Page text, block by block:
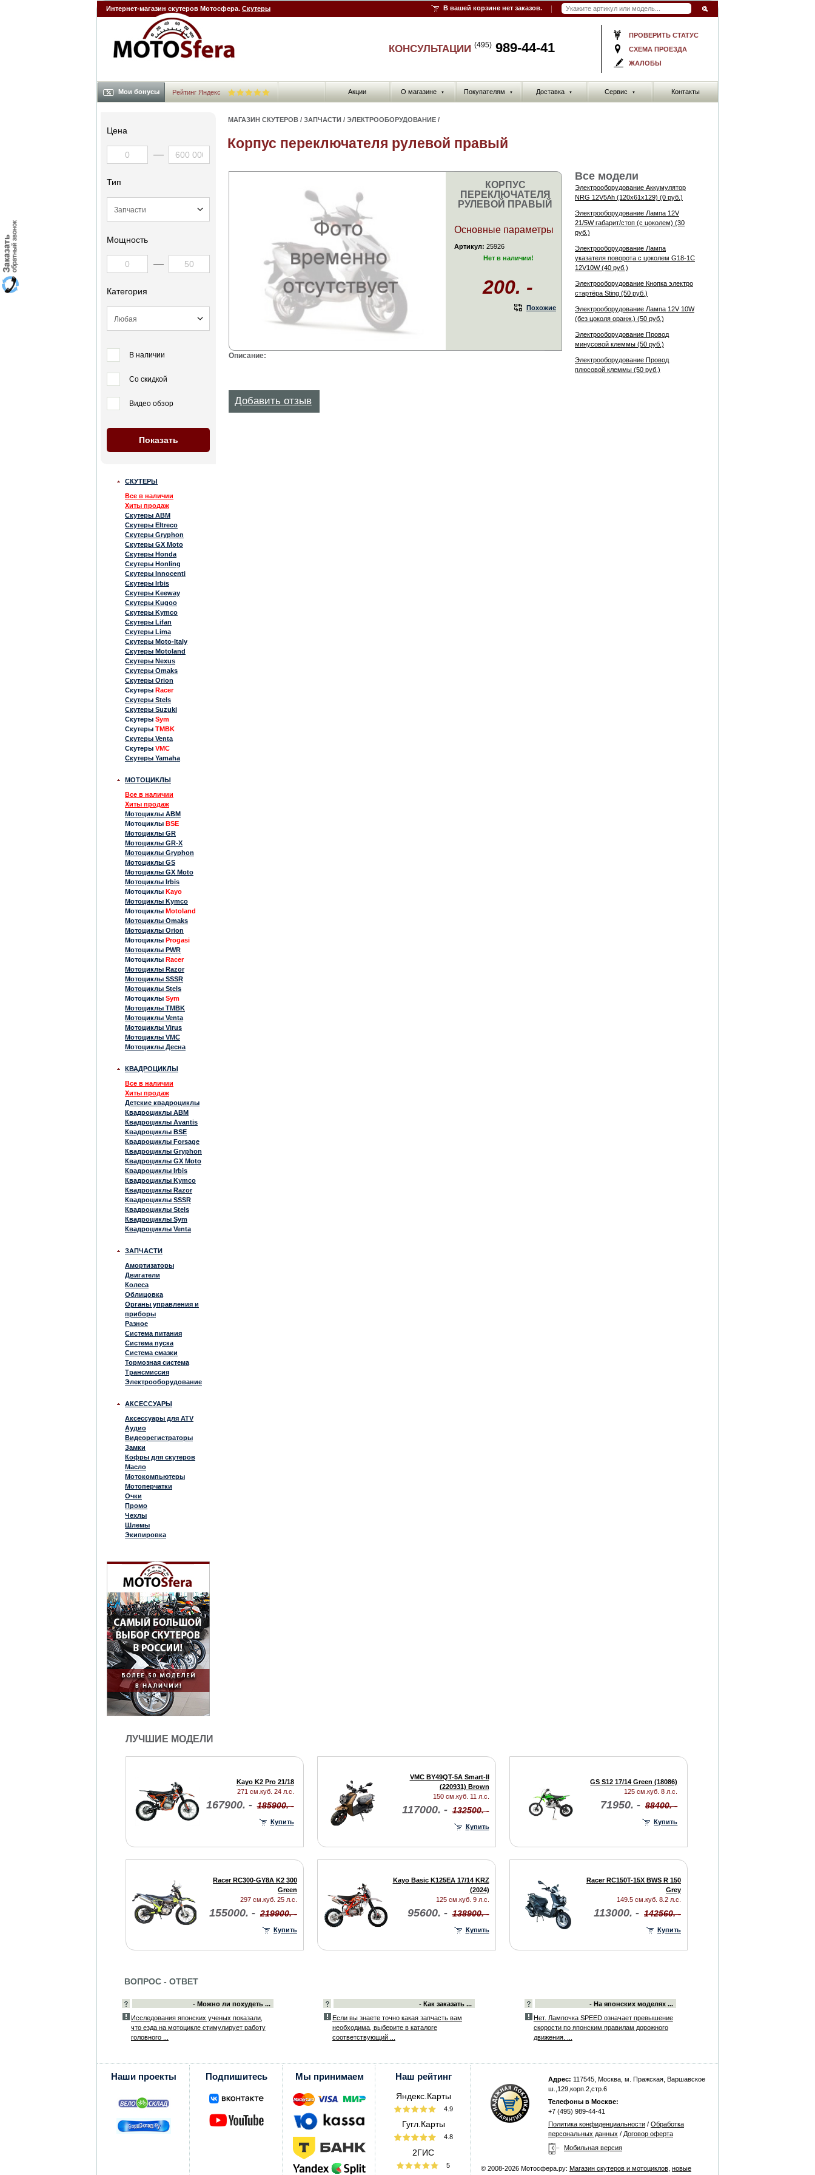
Интернет-магазин скутеров Мотосфера. Скутеры В вашей корзине нет заказов.
ПРОВЕРИТЬ СТАТУС
СХЕМА ПРОЕЗДА
ЖАЛОБЫ
КОНСУЛЬТАЦИИ (495) 989-44-41
Акции О магазине ▼ Покупателям ▼ Доставка ▼ Сервис ▼ Контакты
Мои бонусы Рейтинг Яндекс
Цена
Тип
Мощность
Категория
В наличии
Со скидкой
Видео обзор
СКУТЕРЫ
Все в наличии
Хиты продаж
Скутеры ABM
Скутеры Eltreco
Скутеры Gryphon
Скутеры GX Moto
Скутеры Honda
Скутеры Honling
Скутеры Innocenti
Скутеры Irbis
Скутеры Keeway
Скутеры Kugoo
Скутеры Kymco
Скутеры Lifan
Скутеры Lima
Скутеры Moto-Italy
Скутеры Motoland
Скутеры Nexus
Скутеры Omaks
Скутеры Orion
Скутеры Racer
Скутеры Stels
Скутеры Suzuki
Скутеры Sym
Скутеры TMBK
Скутеры Venta
Скутеры VMC
Скутеры Yamaha
МОТОЦИКЛЫ
Все в наличии
Хиты продаж
Мотоциклы ABM
Мотоциклы BSE
Мотоциклы GR
Мотоциклы GR-X
Мотоциклы Gryphon
Мотоциклы GS
Мотоциклы GX Moto
Мотоциклы Irbis
Мотоциклы Kayo
Мотоциклы Kymco
Мотоциклы Motoland
Мотоциклы Omaks
Мотоциклы Orion
Мотоциклы Progasi
Мотоциклы PWR
Мотоциклы Racer
Мотоциклы Razor
Мотоциклы SSSR
Мотоциклы Stels
Мотоциклы Sym
Мотоциклы TMBK
Мотоциклы Venta
Мотоциклы Virus
Мотоциклы VMC
Мотоциклы Десна
КВАДРОЦИКЛЫ
Все в наличии
Хиты продаж
Детские квадроциклы
Квадроциклы ABM
Квадроциклы Avantis
Квадроциклы BSE
Квадроциклы Forsage
Квадроциклы Gryphon
Квадроциклы GX Moto
Квадроциклы Irbis
Квадроциклы Kymco
Квадроциклы Razor
Квадроциклы SSSR
Квадроциклы Stels
Квадроциклы Sym
Квадроциклы Venta
ЗАПЧАСТИ
Амортизаторы
Двигатели
Колеса
Облицовка
Органы управления и
приборы
Разное
Система питания
Система пуска
Система смазки
Тормозная система
Трансмиссия
Электрооборудование
АКСЕССУАРЫ
Аксессуары для ATV
Аудио
Видеорегистраторы
Замки
Кофры для скутеров
Масло
Мотокомпьютеры
Мотоперчатки
Очки
Промо
Чехлы
Шлемы
Экипировка
МАГАЗИН СКУТЕРОВ / ЗАПЧАСТИ / ЭЛЕКТРООБОРУДОВАНИЕ /
Корпус переключателя рулевой правый
КОРПУС
ПЕРЕКЛЮЧАТЕЛЯ
РУЛЕВОЙ ПРАВЫЙ
Основные параметры
Артикул: 25926
Нет в наличии!
200. -
Похожие
Все модели
Электрооборудование Аккумулятор
NRG 12V5Ah (120x61x129) (0 руб.)
Электрооборудование Лампа 12V
21/5W габарит/стоп (с цоколем) (30
руб.)
Электрооборудование Лампа
указателя поворота с цоколем G18-1C
12V10W (40 руб.)
Электрооборудование Кнопка электро
стартёра Sting (50 руб.)
Электрооборудование Лампа 12V 10W
(без цоколя оранж.) (50 руб.)
Электрооборудование Провод
минусовой клеммы (50 руб.)
Электрооборудование Провод
плюсовой клеммы (50 руб.)
Описание:
Добавить отзыв
ЛУЧШИЕ МОДЕЛИ
Kayo K2 Pro 21/18
271 см.куб. 24 л.с.
167900. - 185900. -
Купить
VMC BY49QT-5A Smart-II
(220931) Brown
150 см.куб. 11 л.с.
117000. - 132500. -
Купить
GS S12 17/14 Green (18086)
125 см.куб. 8 л.с.
71950. - 88400. -
Купить
Racer RC300-GY8A K2 300
Green
297 см.куб. 25 л.с.
155000. - 219900. -
Купить
Kayo Basic K125EА 17/14 KRZ
(2024)
125 см.куб. 9 л.с.
95600. - 138900. -
Купить
Racer RC150T-15X BWS R 150
Grey
149.5 см.куб. 8.2 л.с.
113000. - 142560. -
Купить
ВОПРОС - ОТВЕТ
- Можно ли похудеть ...
Исследования японских ученых показали,
что езда на мотоцикле стимулирует работу
головного ...
- Как заказать ...
Если вы знаете точно какая запчасть вам
необходима, выберите в каталоге
соответствующий ...
- На японских моделях ...
Нет. Лампочка SPEED означает превышение
скорости по японским правилам дорожного
движения. ...
Наши проекты Подпишитесь Мы принимаем Наш рейтинг
Яндекс.Карты
4.9
Гугл.Карты
4.8
2ГИС
5
Адрес: 117545, Москва, м. Пражская, Варшавское
ш.,129,корп.2,стр.6
Телефоны в Москве:
+7 (495) 989-44-41
Политика конфиденциальности / Обработка
персональных данных / Договор оферта
Мобильная версия
© 2008-2026 Мотосфера.ру: Магазин скутеров и мотоциклов новые